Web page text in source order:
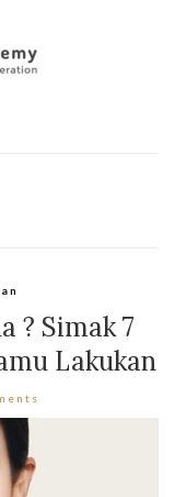
? Simak 7
Lakukan